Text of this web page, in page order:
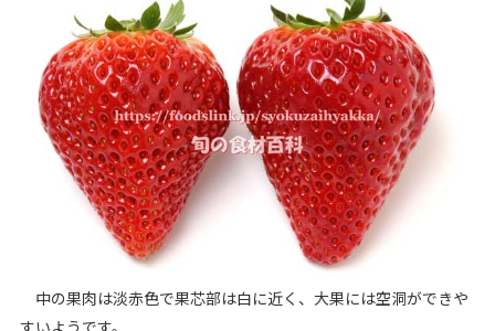
中の果肉は淡赤色で果芯部は白に近く、大果には空洞ができや